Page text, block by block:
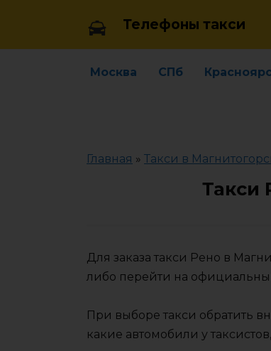
Телефоны такси
Москва СПб
Главная » Такси в
Такси
Для заказа такси Рено в
либо перейти на
При выборе такси обратить
какие автомобили у